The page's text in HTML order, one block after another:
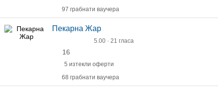
97 грабнати ваучера
Пекарна Жар
5.00 · 21 гласа
16
5 изтекли оферти
68 грабнати ваучера